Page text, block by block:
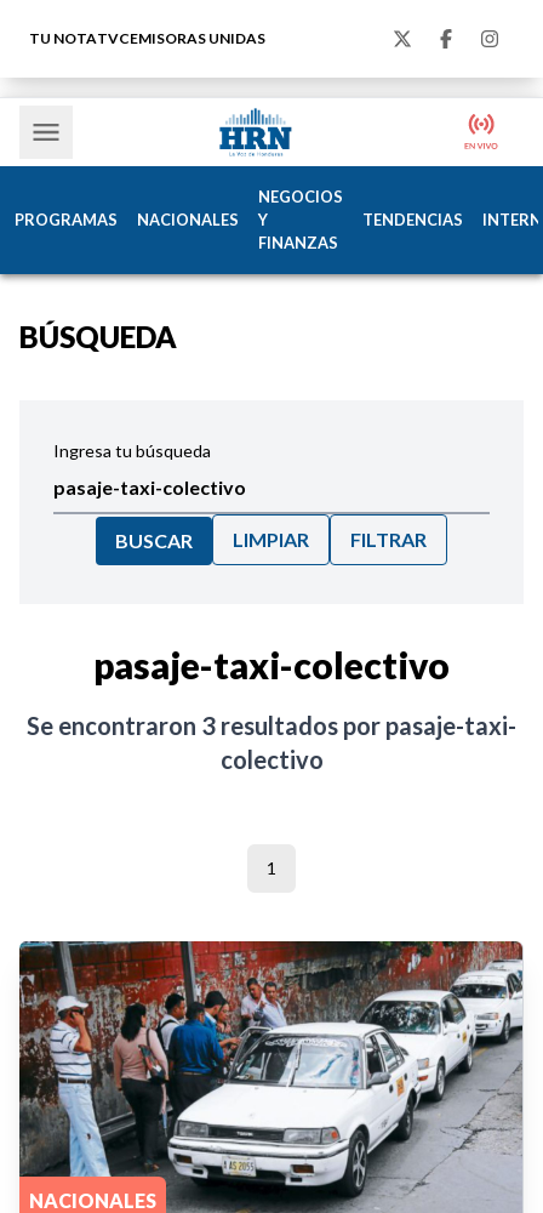
TU NOTATVCEMISORAS UNIDAS
PROGRAMAS NACIONALES
NEGOCIOS
Y
FINANZAS
TENDENCIAS
BÚSQUEDA
Ingresa tu búsqueda
BUSCAR LIMPIAR FILTRAR
pasaje-taxi-colectivo
Se encontraron 3 resultados por pasaje-taxi-
colectivo
1
NACIONALES